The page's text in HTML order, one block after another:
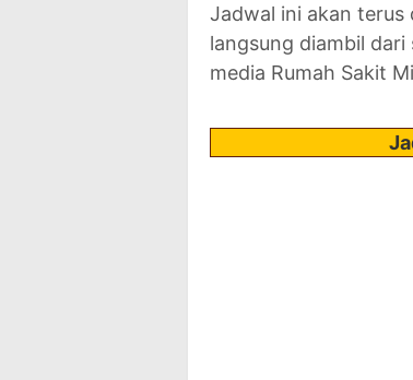
Jadwal ini akan terus
langsung diambil
media Rumah Sakit